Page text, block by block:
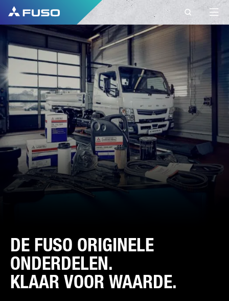
DE FUSO ORIGINELE
ONDERDELEN.
KLAAR VOOR WAARDE.
CONTACT
FUSO EUROPE
CONTACT
Heeft u vragen?
Stuur ons uw vraag via dit contactformulier.
VOORNAAM*
SOORT VERZOEK*